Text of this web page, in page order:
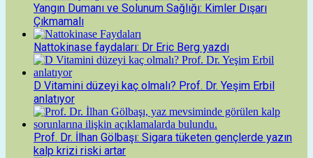
Yangın Dumanı ve Solunum Sağlığı: Kimler Dışarı
Çıkmamalı
Nattokinase faydaları: Dr Eric Berg yazdı
D Vitamini düzeyi kaç olmalı? Prof. Dr. Yeşim Erbil
anlatıyor
Prof. Dr. İlhan Gölbaşı: Sigara tüketen gençlerde yazın
kalp krizi riski artar